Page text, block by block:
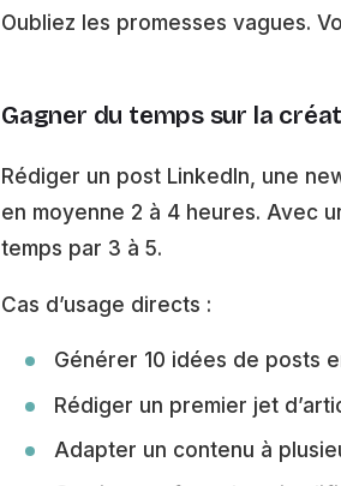
Oubliez les promesses vagues.
Gagner du temps sur la
Rédiger un post LinkedIn, une
en moyenne 2 à 4 heures. Avec
temps par 3 à 5.
Cas d’usage directs :
Générer 10 idées de posts
Rédiger un premier jet
Adapter un contenu à